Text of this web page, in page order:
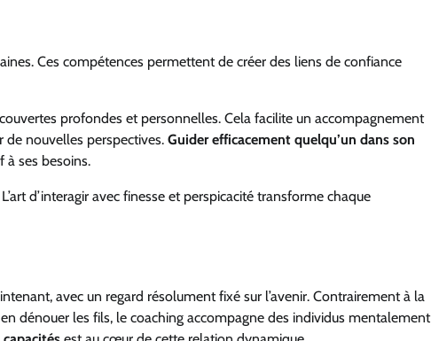
Ces compétences permettent de créer des liens de confiance
profondes et personnelles. Cela facilite un accompagnement
de nouvelles perspectives. Guider efficacement quelqu’un dans son
à ses besoins.
d’interagir avec finesse et perspicacité transforme chaque
avec un regard résolument fixé sur l’avenir. Contrairement à la
dénouer les fils, le coaching accompagne des individus mentalement